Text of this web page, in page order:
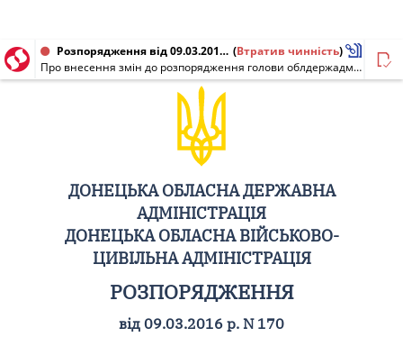
Розпорядження від 09.03.2016 № 170 (Втратив чинність)
Про внесення змін до розпорядження голови облдержадміністрації від 08 грудня 2014 року N 756
ДОНЕЦЬКА ОБЛАСНА ДЕРЖАВНА
АДМІНІСТРАЦІЯ
ДОНЕЦЬКА ОБЛАСНА ВІЙСЬКОВО-
ЦИВІЛЬНА АДМІНІСТРАЦІЯ
РОЗПОРЯДЖЕННЯ
від 09.03.2016 р. N 170